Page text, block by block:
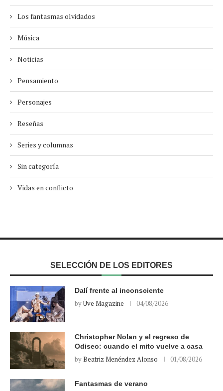
Los fantasmas olvidados
Música
Noticias
Pensamiento
Personajes
Reseñas
Series y columnas
Sin categoría
Vidas en conflicto
SELECCIÓN DE LOS EDITORES
Dalí frente al inconsciente
byUve Magazine 04/08/2026
Christopher Nolan y el regreso de
Odiseo: cuando el mito vuelve a casa
byBeatriz Menéndez Alonso 01/08/2026
Fantasmas de verano